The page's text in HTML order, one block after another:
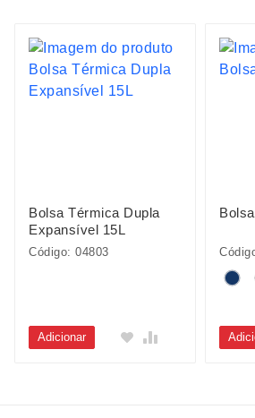
Bolsa Térmica Dupla
Expansível 15L
Código: 04803
Adicionar